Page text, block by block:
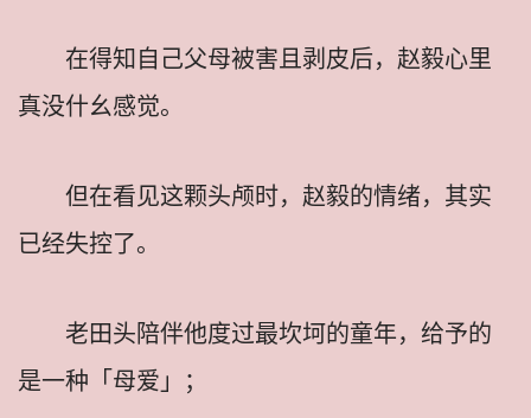
在得知自己父母被害且剥皮后，赵毅心里
真没什幺感觉。
但在看见这颗头颅时，赵毅的情绪，其实
已经失控了。
老田头陪伴他度过最坎坷的童年，给予的
是一种「母爱」；